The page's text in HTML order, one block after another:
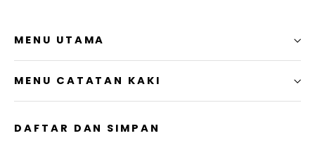
MENU UTAMA
MENU CATATAN KAKI
DAFTAR DAN SIMPAN